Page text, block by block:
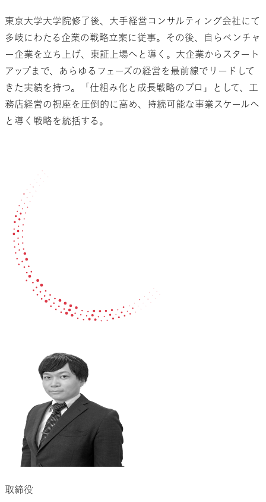
東京大学大学院修了後、大手経営コンサルティング会社にて
多岐にわたる企業の戦略立案に従事。その後、自らベンチャ
ー企業を立ち上げ、東証上場へと導く。大企業からスタート
アップまで、あらゆるフェーズの経営を最前線でリードして
きた実績を持つ。「仕組み化と成長戦略のプロ」として、工
務店経営の視座を圧倒的に高め、持続可能な事業スケールへ
と導く戦略を統括する。
取締役